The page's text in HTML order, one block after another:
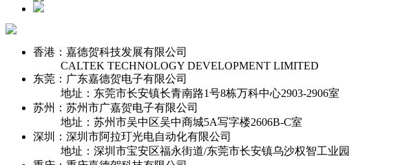
香港：嘉德贺科技发展有限公司
CALTEK TECHNOLOGY DEVELOPMENT LIMITED
东莞：广东嘉德贺电子有限公司
地址：东莞市长安镇长青南路1号8栋万科中心2903-2906室
苏州：苏州市广嘉贺电子有限公司
地址：苏州市吴中区吴中商城5A写字楼2606B-C室
深圳：深圳市阿拉玎光电自动化有限公司
地址：深圳市宝安区福永街道/东莞市长安镇乌沙权智工业园